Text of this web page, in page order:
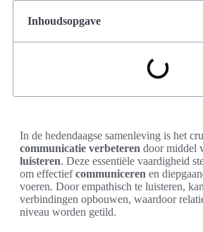
Inhoudsopgave
In de hedendaagse samenleving is het
communicatie verbeteren door middel
luisteren. Deze essentiële vaardigheid
om effectiefcommuniceren en
voeren. Door empathisch te luisteren,
verbindingen opbouwen, waardoor
niveau worden getild.